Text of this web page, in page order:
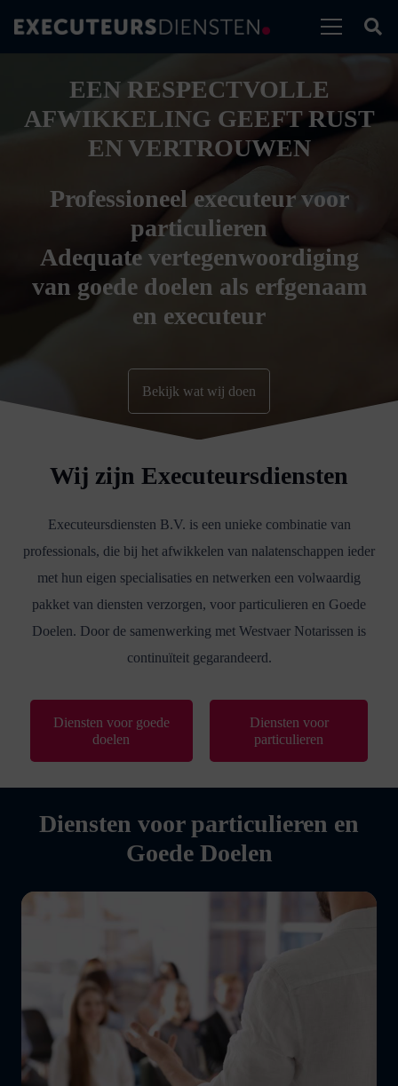
EEN RESPECTVOLLE
AFWIKKELING GEEFT RUST
EN VERTROUWEN
Professioneel executeur voor
particulieren
Adequate vertegenwoordiging
van goede doelen als erfgenaam
en executeur
Bekijk wat wij doen
Wij zijn Executeursdiensten
Executeursdiensten B.V. is een unieke combinatie van
professionals, die bij het afwikkelen van nalatenschappen ieder
met hun eigen specialisaties en netwerken een volwaardig
pakket van diensten verzorgen, voor particulieren en Goede
Doelen. Door de samenwerking met Westvaer Notarissen is
continuïteit gegarandeerd.
Diensten voor goede
doelen
Diensten voor
particulieren
Diensten voor particulieren en
Goede Doelen